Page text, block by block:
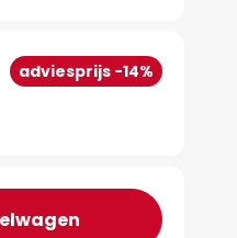
adviesprijs -14%